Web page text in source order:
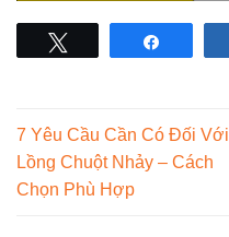
7 Yêu Cầu Cần Có Đối Với
Lồng Chuột Nhảy – Cách
Chọn Phù Hợp